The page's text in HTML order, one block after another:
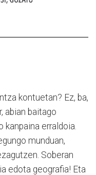
kontuetan? Ez, ba,
abian baitago
erraldoia.
munduan,
Soberan
edota geografia! Eta